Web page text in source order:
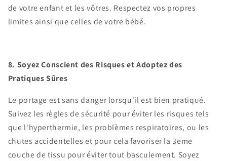
de votre enfant et les vôtres. Respectez vos propres
limites ainsi que celles de votre bébé.
8. Soyez Conscient des Risques et Adoptez des
Pratiques Sûres
Le portage est sans danger lorsqu'il est bien pratiqué.
Suivez les règles de sécurité pour éviter les risques tels
que l'hyperthermie, les problèmes respiratoires, ou les
chutes accidentelles et pour cela favoriser la 3eme
couche de tissu pour éviter tout basculement. Soyez